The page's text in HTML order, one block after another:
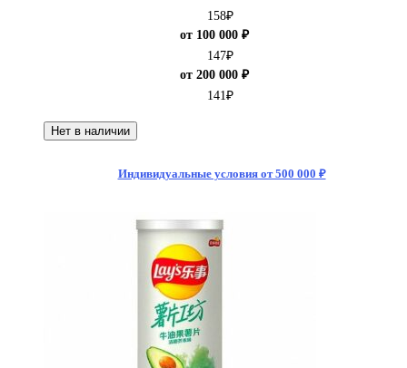
158₽
от 100 000 ₽
147₽
от 200 000 ₽
141 ₽
Нет в наличии
Индивидуальные условия от 500 000 ₽